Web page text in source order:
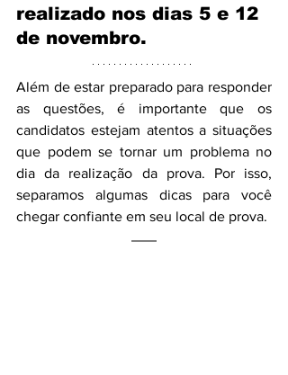
realizado nos dias 5 e 12
de novembro.
Além de estar preparado para responder
as questões, é importante que os
candidatos estejam atentos a situações
que podem se tornar um problema no
dia da realização da prova. Por isso,
separamos algumas dicas para você
chegar confiante em seu local de prova.